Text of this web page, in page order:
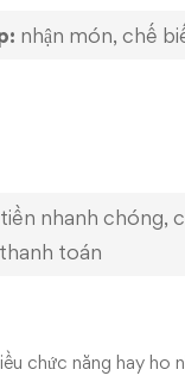
nhận món, chế
nhanh chóng,
thanh toán
chức năng hay ho